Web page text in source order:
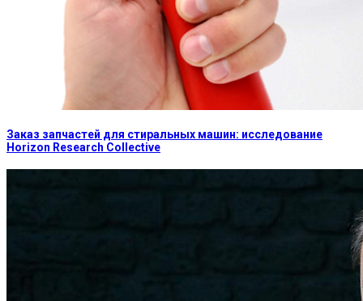
Заказ запчастей для стиральных машин: исследование
Horizon Research Collective